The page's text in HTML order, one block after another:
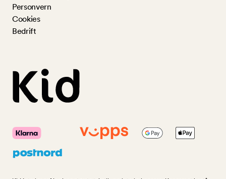
Personvern
Cookies
Bedrift